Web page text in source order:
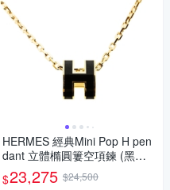
HERMES 經典Mini Pop H pen
dant 立體橢圓簍空項鍊 (黑色/
金鍊)
$23,275 $24,500